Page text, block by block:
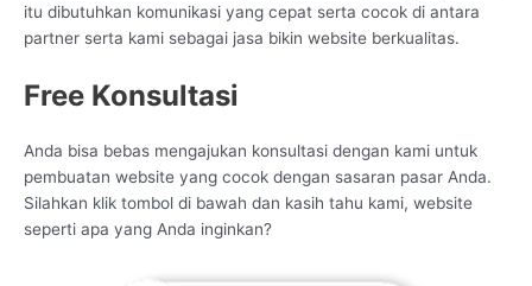
itu dibutuhkan komunikasi yang cepat serta cocok di antara
partner serta kami sebagai jasa bikin website berkualitas.
Free Konsultasi
Anda bisa bebas mengajukan konsultasi dengan kami untuk
pembuatan website yang cocok dengan sasaran pasar Anda.
Silahkan klik tombol di bawah dan kasih tahu kami, website
seperti apa yang Anda inginkan?